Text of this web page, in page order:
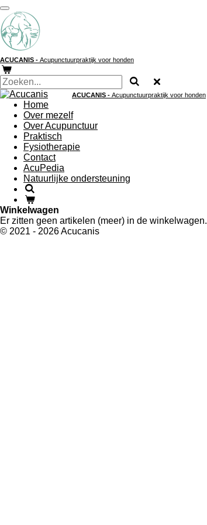
Ga
direct
naar
de
hoofdinhoud
ACUCANIS - Acupunctuurpraktijk voor honden
ACUCANIS - Acupunctuurpraktijk voor honden
Home
Over mezelf
Over Acupunctuur
Praktisch
Fysiotherapie
Contact
AcuPedia
Natuurlijke ondersteuning
Winkelwagen
Er zitten geen artikelen (meer) in de winkelwagen.
© 2021 - 2026 Acucanis